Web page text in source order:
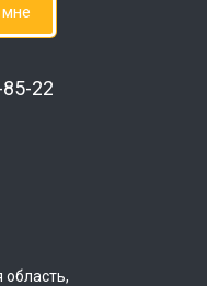
22
область,